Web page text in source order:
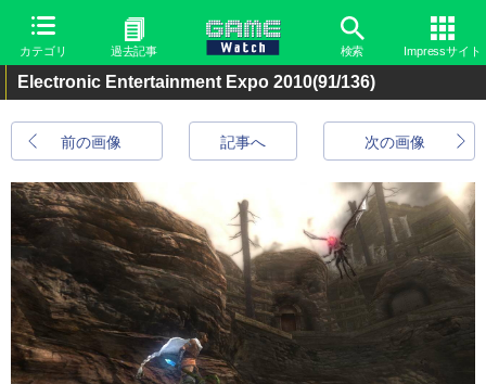
カテゴリ 過去記事 検索 Impressサイト
Electronic Entertainment Expo 2010(91/136)
前の画像 次の画像
記事へ